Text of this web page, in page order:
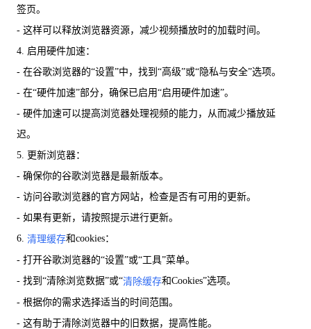
签页。
- 这样可以释放浏览器资源，减少视频播放时的加载时间。
4. 启用硬件加速：
- 在谷歌浏览器的“设置”中，找到“高级”或“隐私与安全”选项。
- 在“硬件加速”部分，确保已启用“启用硬件加速”。
- 硬件加速可以提高浏览器处理视频的能力，从而减少播放延
迟。
5. 更新浏览器：
- 确保你的谷歌浏览器是最新版本。
- 访问谷歌浏览器的官方网站，检查是否有可用的更新。
- 如果有更新，请按照提示进行更新。
6. 清理缓存和cookies：
- 打开谷歌浏览器的“设置”或“工具”菜单。
- 找到“清除浏览数据”或“清除缓存和Cookies”选项。
- 根据你的需求选择适当的时间范围。
- 这有助于清除浏览器中的旧数据，提高性能。